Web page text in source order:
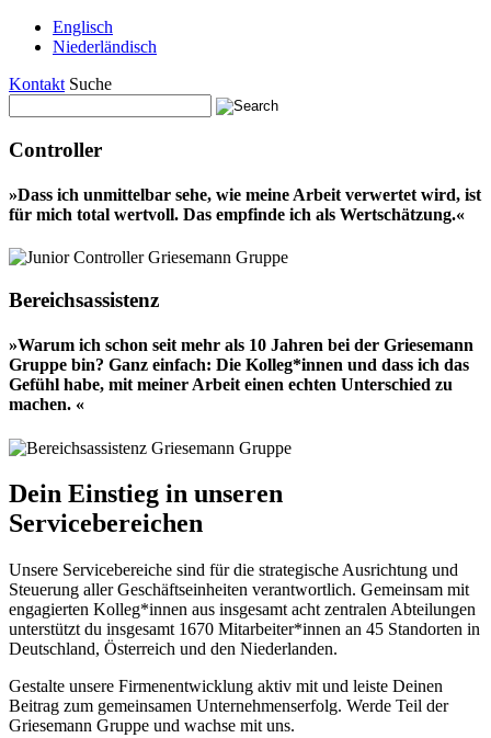
Englisch
Niederländisch
Kontakt Suche
Controller
»Dass ich unmittelbar sehe, wie meine Arbeit verwertet wird, ist
für mich total wertvoll. Das empfinde ich als Wertschätzung.«
Bereichsassistenz
»Warum ich schon seit mehr als 10 Jahren bei der Griesemann
Gruppe bin? Ganz einfach: Die Kolleg*innen und dass ich das
Gefühl habe, mit meiner Arbeit einen echten Unterschied zu
machen. «
Dein Einstieg in unseren
Servicebereichen
Unsere Servicebereiche sind für die strategische Ausrichtung und
Steuerung aller Geschäftseinheiten verantwortlich. Gemeinsam mit
engagierten Kolleg*innen aus insgesamt acht zentralen Abteilungen
unterstützt du insgesamt 1670 Mitarbeiter*innen an 45 Standorten in
Deutschland, Österreich und den Niederlanden.
Gestalte unsere Firmenentwicklung aktiv mit und leiste Deinen
Beitrag zum gemeinsamen Unternehmenserfolg. Werde Teil der
Griesemann Gruppe und wachse mit uns.